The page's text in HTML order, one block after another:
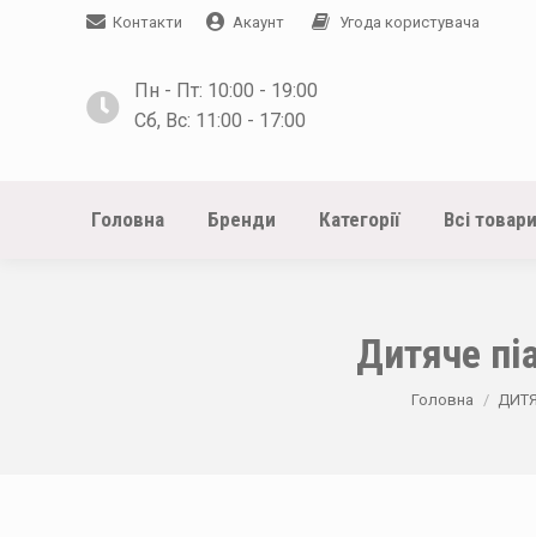
Контакти Акаунт Угода користувача
Пн - Пт: 10:00 - 19:00
Сб, Вс: 11:00 - 17:00
Головна Бренди Категорії Всі товари
Дитяче
You are here:
Головна